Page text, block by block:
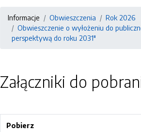
Informacje Obwieszczenia
Rok 2026
Obwieszczenie o wyłożeniu do
perspektywą do roku 2031"
Załączniki do
Pobierz